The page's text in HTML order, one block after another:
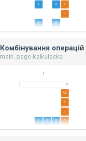
Комбінування операцій
main_page-kalkulacka